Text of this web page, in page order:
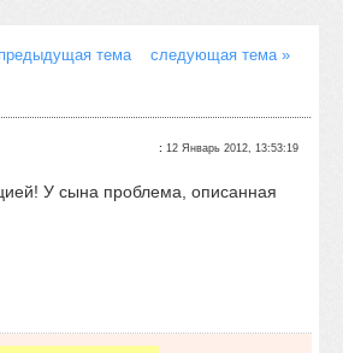
тема следующая тема »
:12 Январь 2012, 13:53:19
У сына проблема, описанная